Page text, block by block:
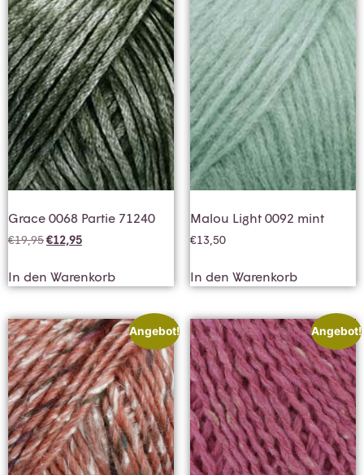
Grace 0068 Partie 71240
€19,95€12,95
In den Warenkorb
Malou Light 0092 mint
€13,50
In den Warenkorb
Angebot! Angebot!